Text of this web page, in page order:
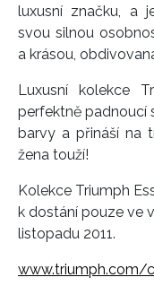
luxusní značku, a
svou silnou
a krásou,
Luxusní kolekce
perfektně padnoucí
barvy a přináší na
žena touží!
Kolekce Triumph
k dostání pouze ve
listopadu 2011.
www.triumph.com/